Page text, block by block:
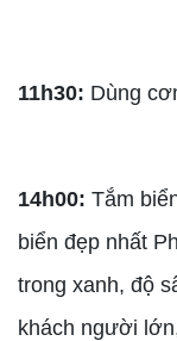
11h30: Dùng
14h00: Tắm
biển đẹp nhất
trong xanh, độ
khách người